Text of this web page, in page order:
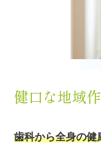
健口な地域
歯科から全身の健